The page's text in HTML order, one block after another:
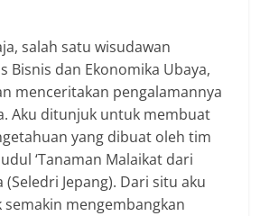
salah satu wisudawan
Bisnis dan Ekonomika Ubaya,
menceritakan pengalamannya
Aku ditunjuk untuk membuat
yang dibuat oleh tim
‘Tanaman Malaikat dari
Jepang). Dari situ aku
mengembangkan